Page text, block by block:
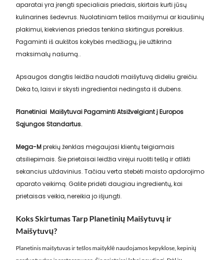
aparatai yra įrengti specialiais priedais, skirtais kurti jūsų
kulinarines šedevrus. Nuolatiniam tešlos maišymui ar kiaušinių
plakimui, kiekvienas priedas tenkina skirtingus poreikius.
Pagaminti iš aukštos kokybės medžiagų, jie užtikrina
maksimalų našumą..
Apsaugos dangtis leidžia naudoti maišytuvą dideliu greičiu.
Dėka to, laisvi ir skysti ingredientai nedingsta iš dubens.
Planetiniai Maišytuvai Pagaminti Atsižvelgiant į Europos
Sąjungos Standartus.
Mega-Mprekių ženklas mėgaujasi klientų teigiamais
atsiliepimais. Šie prietaisai leidžia virėjui ruošti tešlą ir atlikti
sekancius uždavinius. Tačiau verta stebėti maisto apdorojimo
aparato veikimą. Galite pridėti daugiau ingredientų, kai
prietaisas veikia, nereikia jo išjungti.
Koks Skirtumas Tarp Planetinių Maišytuvų ir
Maišytuvų?
Planetinis maišytuvas ir tešlos maišyklė naudojamos kepyklose, kepinių